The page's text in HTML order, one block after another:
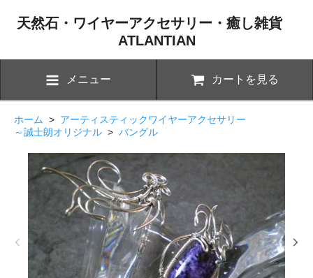
天然石・ワイヤーアクセサリー・癒し雑貨
ATLANTIAN
メニュー カートを見る
ホーム > アーティスティックワイヤーアクセサリー
～誠士朗オリジナル > バングル